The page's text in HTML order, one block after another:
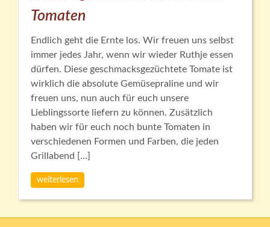
Tomaten
Endlich geht die Ernte los. Wir freuen uns selbst
immer jedes Jahr, wenn wir wieder Ruthje essen
dürfen. Diese geschmacksgezüchtete Tomate ist
wirklich die absolute Gemüsepraline und wir
freuen uns, nun auch für euch unsere
Lieblingssorte liefern zu können. Zusätzlich
haben wir für euch noch bunte Tomaten in
verschiedenen Formen und Farben, die jeden
Grillabend […]
weiterlesen